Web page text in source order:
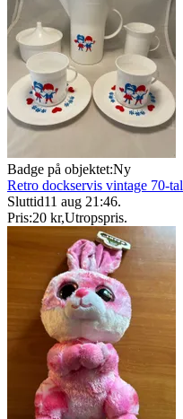
Badge på objektet:Ny
Retro dockservis vintage 70-tal
Sluttid11 aug 21:46.
Pris:20 kr,Utropspris.